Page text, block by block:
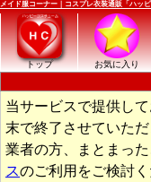
メイド服コーナー｜コスプレ衣装通販「ハッピ
トップ お気に入り
当サービスで提供し
末で終了させていただ
業者の方、まとまっ
スのご利用をご検討く